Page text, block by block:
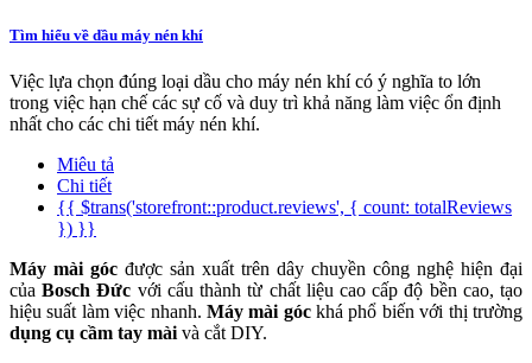
Tìm hiểu về dầu máy nén khí
Việc lựa chọn đúng loại dầu cho máy nén khí có ý nghĩa to lớn
trong việc hạn chế các sự cố và duy trì khả năng làm việc ổn định
nhất cho các chi tiết máy nén khí.
Miêu tả
Chi tiết
{{ $trans('storefront::product.reviews', { count: totalReviews
}) }}
Máy mài góc được sản xuất trên dây chuyền công nghệ hiện đại
củaBosch Đức với cấu thành từ chất liệu cao cấp độ bền cao, tạo
hiệu suất làm việc nhanh. Máy mài góckhá phổ biến với thị trường
dụng cụ cầm tay mài và cắt DIY.